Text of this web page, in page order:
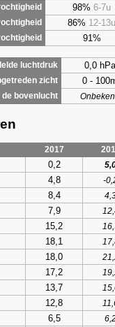
98% 6-7u
86% 12-13u
91%
luchtdruk 0,0 hPa
zicht 0 -
de bovenlucht
2017
0,2
4,8
-
8,4
7,9
15,2
18,1
18,0
17,2
13,7
12,8
6,5